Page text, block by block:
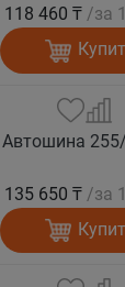
118 460 ₸ /за
135 650 ₸ /за